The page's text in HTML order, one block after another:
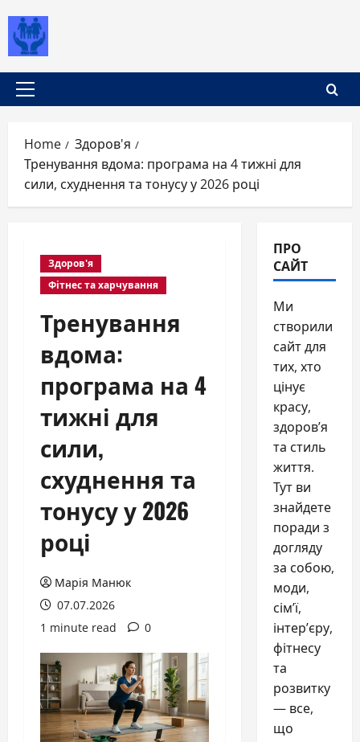
content
Primary
Home
Здоров'я
Тренування вдома: програма на 4 тижні для
сили, схуднення та тонусу у 2026 році
Здоров'я
Фітнес та харчування
Тренування
вдома:
програма на 4
тижні для
сили,
схуднення та
тонусу у 2026
році
Марія Манюк
07.07.2026
1 minute read
0
ПРО
САЙТ
Ми
створили
сайт для
тих, хто
цінує
красу,
здоров’я
та стиль
життя.
Тут ви
знайдете
поради з
догляду
за собою,
моди,
сім’ї,
інтер’єру,
фітнесу
та
розвитку
— все,
що